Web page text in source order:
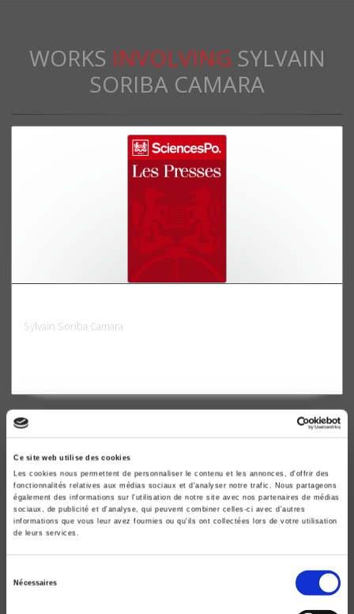
Ce site web utilise des cookies
Les cookies nous permettent de personnaliser le contenu et les annonces, d'offrir des
fonctionnalités relatives aux médias sociaux et d'analyser notre trafic. Nous partageons
également des informations sur l'utilisation de notre site avec nos partenaires de médias
sociaux, de publicité et d'analyse, qui peuvent combiner celles-ci avec d'autres
informations que vous leur avez fournies ou qu'ils ont collectées lors de votre utilisation
de leurs services.
Nécessaires
WORKS INVOLVING SYLVAIN
SORIBA CAMARA
Sylvain Soriba Camara
La Guinée sans la France